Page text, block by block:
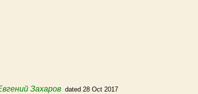
Захаров dated 28 Oct 2017